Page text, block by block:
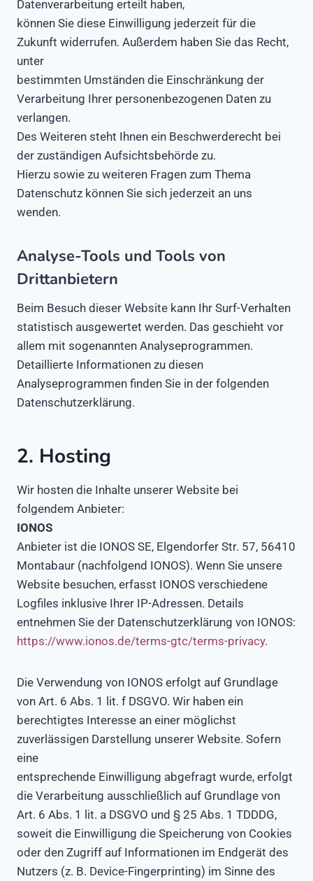
Datenverarbeitung erteilt haben,
können Sie diese Einwilligung jederzeit für die
Zukunft widerrufen. Außerdem haben Sie das Recht,
unter
bestimmten Umständen die Einschränkung der
Verarbeitung Ihrer personenbezogenen Daten zu
verlangen.
Des Weiteren steht Ihnen ein Beschwerderecht bei
der zuständigen Aufsichtsbehörde zu.
Hierzu sowie zu weiteren Fragen zum Thema
Datenschutz können Sie sich jederzeit an uns
wenden.
Analyse-Tools und Tools von
Drittanbietern
Beim Besuch dieser Website kann Ihr Surf-Verhalten
statistisch ausgewertet werden. Das geschieht vor
allem mit sogenannten Analyseprogrammen.
Detaillierte Informationen zu diesen
Analyseprogrammen finden Sie in der folgenden
Datenschutzerklärung.
2. Hosting
Wir hosten die Inhalte unserer Website bei
folgendem Anbieter:
IONOS
Anbieter ist die IONOS SE, Elgendorfer Str. 57, 56410
Montabaur (nachfolgend IONOS). Wenn Sie unsere
Website besuchen, erfasst IONOS verschiedene
Logfiles inklusive Ihrer IP-Adressen. Details
entnehmen Sie der Datenschutzerklärung von IONOS:
https://www.ionos.de/terms-gtc/terms-privacy.
Die Verwendung von IONOS erfolgt auf Grundlage
von Art. 6 Abs. 1 lit. f DSGVO. Wir haben ein
berechtigtes Interesse an einer möglichst
zuverlässigen Darstellung unserer Website. Sofern
eine
entsprechende Einwilligung abgefragt wurde, erfolgt
die Verarbeitung ausschließlich auf Grundlage von
Art. 6 Abs. 1 lit. a DSGVO und § 25 Abs. 1 TDDDG,
soweit die Einwilligung die Speicherung von Cookies
oder den Zugriff auf Informationen im Endgerät des
Nutzers (z. B. Device-Fingerprinting) im Sinne des